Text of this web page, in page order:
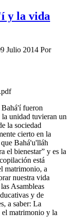
y la vida
Julio 2014 Por
Bahá'í fueron
la unidad tuvieran un
la sociedad
cierto en la
Bahá'u'lláh
el bienestar” y es la
está
matrimonio, a
nuestra vida
Asambleas
y de
a saber: La
matrimonio y la